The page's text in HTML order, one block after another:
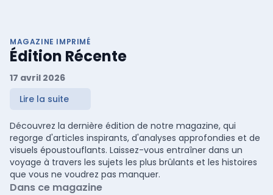
MAGAZINE IMPRIMÉ
Édition Récente
17 avril 2026
Lire la suite
Découvrez la dernière édition de notre magazine, qui
regorge d'articles inspirants, d'analyses approfondies et de
visuels époustouflants. Laissez-vous entraîner dans un
voyage à travers les sujets les plus brûlants et les histoires
que vous ne voudrez pas manquer.
Dans ce magazine